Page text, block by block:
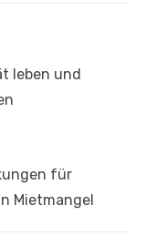
leben und
für
Mietmangel